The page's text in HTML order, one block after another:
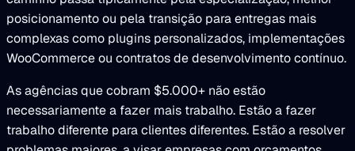
posicionamento ou pela transição para entregas mais
complexas como plugins personalizados, implementações
WooCommerce ou contratos de desenvolvimento contínuo.
As agências que cobram $5.000+ não estão
necessariamente a fazer mais trabalho. Estão a fazer
trabalho diferente para clientes diferentes. Estão a resolver